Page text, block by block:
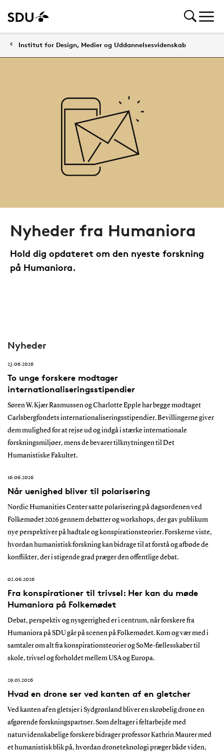
Institut for Design, Medier og Uddannelsesvidenskab
Nyheder fra Humaniora
Hold dig opdateret om den nyeste forskning
på Humaniora.
Nyheder
23.06.2026
To unge forskere modtager
internationaliseringsstipendier
Søren W. Kjær Rasmussen og Charlotte Epple har begge modtaget
Carlsbergfondets internationaliseringsstipendier. Bevillingerne giver
dem mulighed for at rejse ud og indgå i stærke internationale
forskningsmiljøer, mens de bevarer tilknytningen til Det
Humanistiske Fakultet.
16.06.2026
Når uenighed bliver til polarisering
Nordic Humanities Center satte polarisering på dagsordenen ved
Folkemødet 2026 gennem debatter og workshops, der gav publikum
nye perspektiver på hadtale og konspirationsteorier. Forskerne viste,
hvordan humanistisk forskning kan bidrage til at forstå og afbøde de
konflikter, der i stigende grad præger den offentlige debat.
02.06.2026
Fra konspirationer til trivsel: Her kan du møde
Humaniora på Folkemødet
Debat, perspektiv og nysgerrighed er i centrum, når forskere fra
Humaniora på SDU går på scenen på Folkemødet. Kom og vær med i
samtaler om alt fra konspirationsteorier og SoMe-fællesskaber til
skole, trivsel og forholdet mellem USA og Europa.
29.05.2026
Hvad en drone ser ved kanten af en gletcher
Ved kanten af en gletsjer i Sydgrønland bliver en skrøbelig drone en
afgørende forskningspartner. Som deltager i feltarbejde med
naturvidenskabelige forskere bidrager professor Kathrin Maurer med
et humanistisk blik på, hvordan droneteknologi præger både viden,